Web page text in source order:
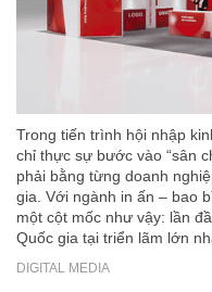
Trong tiến trình hội nhập
chỉ thực sự bước vào “sân
phải bằng từng doanh
gia. Với ngành in ấn – bao
một cột mốc như vậy: lần
Quốc gia tại triển lãm lớn
DIGITAL MEDIA